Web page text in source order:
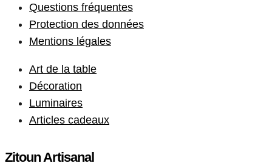
Questions fréquentes
Protection des données
Mentions légales
Art de la table
Décoration
Luminaires
Articles cadeaux
Zitoun Artisanal